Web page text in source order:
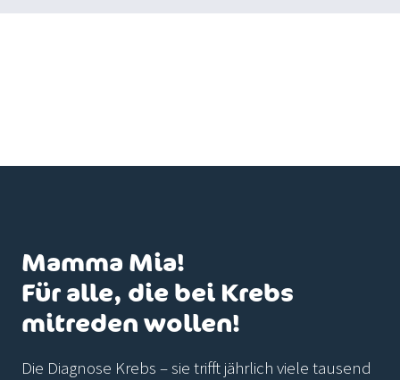
Mamma Mia!
Für alle, die bei Krebs
mitreden wollen!
Die Diagnose Krebs – sie trifft jährlich viele tausend